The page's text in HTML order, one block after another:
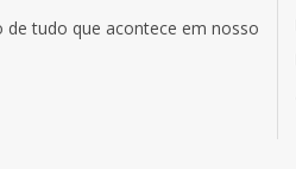
de tudo que acontece em nosso